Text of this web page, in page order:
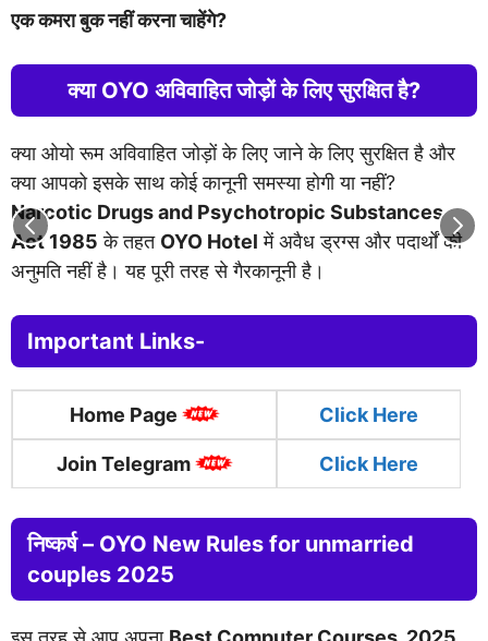
एक कमरा बुक नहीं करना चाहेंगे?
क्या OYO अविवाहित जोड़ों के लिए सुरक्षित है?
क्या ओयो रूम अविवाहित जोड़ों के लिए जाने के लिए सुरक्षित है और
क्या आपको इसके साथ कोई कानूनी समस्या होगी या नहीं?
Narcotic Drugs and Psychotropic Substances
Act 1985 के तहत OYO Hotel में अवैध ड्रग्स और पदार्थों की
अनुमति नहीं है। यह पूरी तरह से गैरकानूनी है।
Important Links-
Home Page Click Here
Join Telegram Click Here
निष्कर्ष – OYO New Rules for unmarried
couples 2025